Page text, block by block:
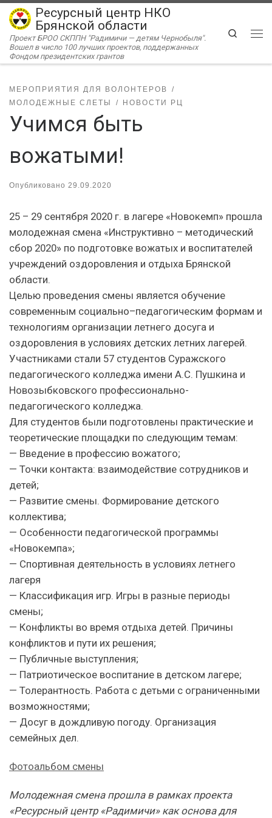
Перейти к содержимому
Ресурсный центр НКО
Брянской области
Проект БРОО СКППН "Радимичи — детям Чернобыля".
Вошел в число 100 лучших проектов, поддержанных
Фондом президентских грантов
Search
МЕРОПРИЯТИЯ ДЛЯ ВОЛОНТЕРОВ
МОЛОДЕЖНЫЕ СЛЕТЫ
НОВОСТИ РЦ
Учимся быть
вожатыми!
Опубликовано 29.09.2020
25 – 29 сентября 2020 г. в лагере «Новокемп» прошла
молодежная смена «Инструктивно – методический
сбор 2020» по подготовке вожатых и воспитателей
учреждений оздоровления и отдыха Брянской
области.
Целью проведения смены является обучение
современным социально–педагогическим формам и
технологиям организации летнего досуга и
оздоровления в условиях детских летних лагерей.
Участниками стали 57 студентов Суражского
педагогического колледжа имени А.С. Пушкина и
Новозыбковского профессионально-
педагогического колледжа.
Для студентов были подготовлены практические и
теоретические площадки по следующим темам:
— Введение в профессию вожатого;
— Точки контакта: взаимодействие сотрудников и
детей;
— Развитие смены. Формирование детского
коллектива;
— Особенности педагогической программы
«Новокемпа»;
— Спортивная деятельность в условиях летнего
лагеря
— Классификация игр. Игры в разные периоды
смены;
— Конфликты во время отдыха детей. Причины
конфликтов и пути их решения;
— Публичные выступления;
— Патриотическое воспитание в детском лагере;
— Толерантность. Работа с детьми с ограниченными
возможностями;
— Досуг в дождливую погоду. Организация
семейных дел.
Фотоальбом смены
Молодежная смена прошла в рамках проекта
«Ресурсный центр «Радимичи» как основа для